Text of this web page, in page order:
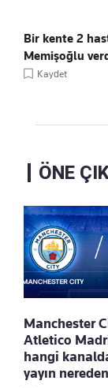
Bir kente 2
Memişoğlu
Kaydet
ÖNE
Manchester
Atletico
hangi
yayın